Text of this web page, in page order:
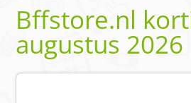
Bffstore.nl
augustus 2026